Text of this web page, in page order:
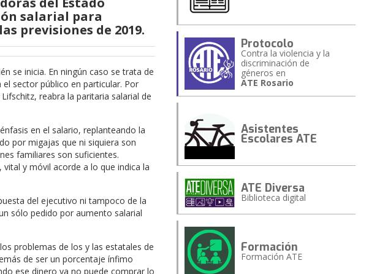
salarial para
previsiones de 2019.
se inicia. En ningún caso se trata de
sector público en particular. Por
reabra la paritaria salarial de
en el salario, replanteando la
por migajas que ni siquiera son
familiares son suficientes.
y móvil acorde a lo que indica la
del ejecutivo ni tampoco de la
sólo pedido por aumento salarial
problemas de los y las estatales de
de ser un porcentaje ínfimo
ese dinero ya no puede comprar lo
Protocolo
Contra la violencia y la
discriminación de
géneros en
ATE Rosario
Asistentes
Escolares ATE
ATE Diversa
Biblioteca digital
Formación
Formación ATE